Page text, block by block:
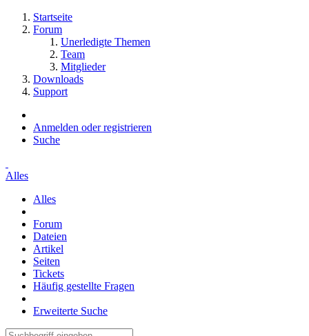
Startseite
Forum
Unerledigte Themen
Team
Mitglieder
Downloads
Support
Anmelden oder registrieren
Suche
Alles
Alles
Forum
Dateien
Artikel
Seiten
Tickets
Häufig gestellte Fragen
Erweiterte Suche